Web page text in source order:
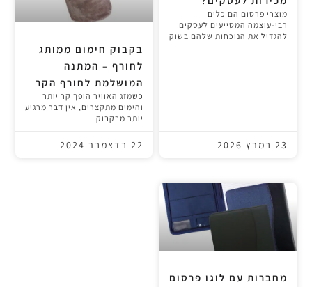
מוצרי פרסום הם כלים
רבי-עוצמה המסייעים לעסקים
להגדיל את הנוכחות שלהם בשוק
23 במרץ 2026
בקבוק חימום ממותג
לחורף – המתנה
המושלמת לחורף הקר
כשמזג האוויר הופך קר יותר
והימים מתקצרים, אין דבר מרגיע
יותר מבקבוק
22 בדצמבר 2024
מחברות עם לוגו פרסום